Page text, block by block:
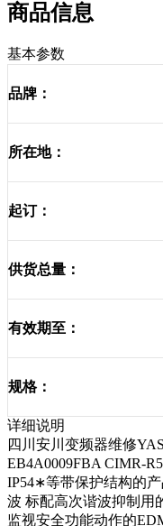
商品信息
基本参数
品牌：
所在地：
起订：
供货总量：
有效期至：
规格：
详细说明
四川安川变频器维修
EB4A0009FBA CIMR-
IP54∗等带保护结构的
波 标配高次谐波抑制用
监视安全功能动作的